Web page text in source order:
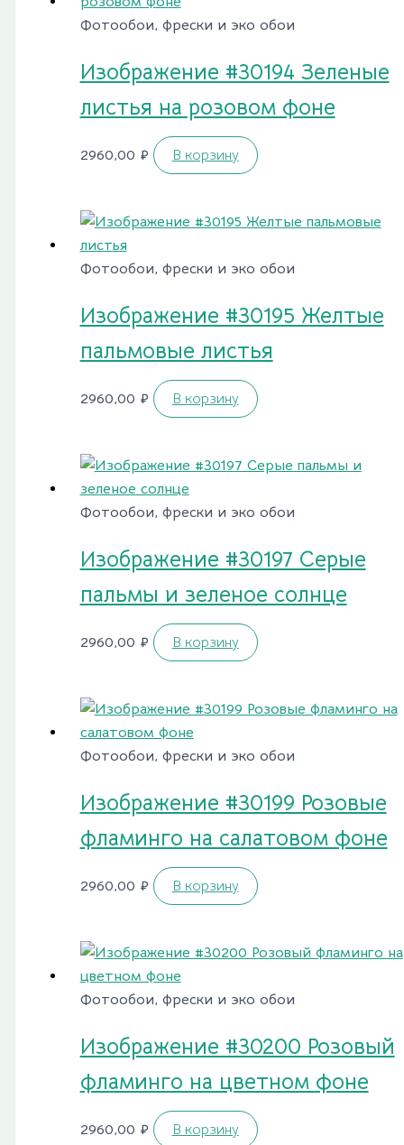
Фотообои, фрески и эко обои
Изображение #30194 Зеленые
листья на розовом фоне
2960,00 ₽ В корзину
Фотообои, фрески и эко обои
Изображение #30195 Желтые
пальмовые листья
2960,00 ₽ В корзину
Фотообои, фрески и эко обои
Изображение #30197 Серые
пальмы и зеленое солнце
2960,00 ₽ В корзину
Фотообои, фрески и эко обои
Изображение #30199 Розовые
фламинго на салатовом фоне
2960,00 ₽ В корзину
Фотообои, фрески и эко обои
Изображение #30200 Розовый
фламинго на цветном фоне
2960,00 ₽ В корзину